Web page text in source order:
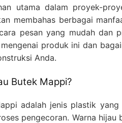
utama dalam proyek-
membahas berbagai
pesan yang mudah dan
produk ini dan
Anda.
Butek Mappi?
adalah jenis plastik yang
pengecoran. Warna hijau